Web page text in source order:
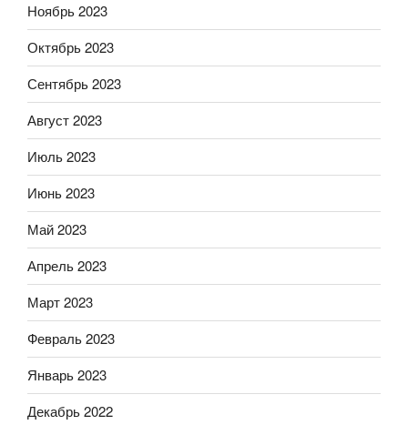
Ноябрь 2023
Октябрь 2023
Сентябрь 2023
Август 2023
Июль 2023
Июнь 2023
Май 2023
Апрель 2023
Март 2023
Февраль 2023
Январь 2023
Декабрь 2022